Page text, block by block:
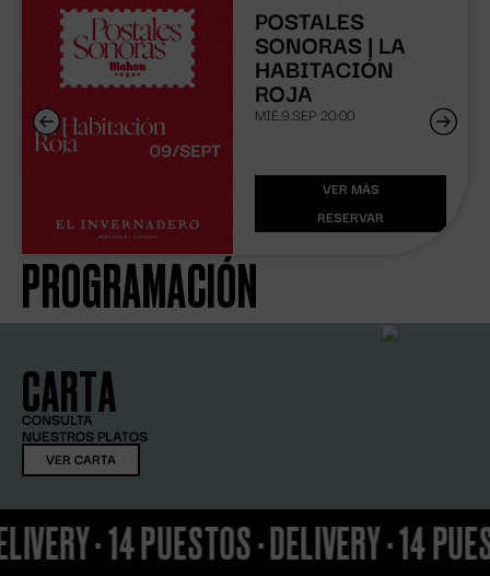
PROGRAMACIÓN
POSTALES
SONORAS | LA
HABITACIÓN
ROJA
MIÉ.9.SEP 20:00
VER MÁS
RESERVAR
CARTA
CONSULTA
NUESTROS PLATOS
VER CARTA
14 PUESTOS·DELIVERY·14 PUESTOS·